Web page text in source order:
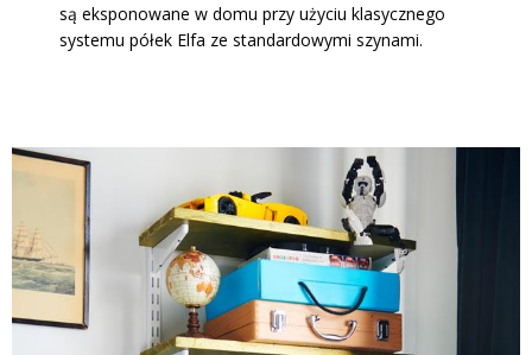
są eksponowane w domu przy użyciu klasycznego
systemu półek Elfa ze standardowymi szynami.